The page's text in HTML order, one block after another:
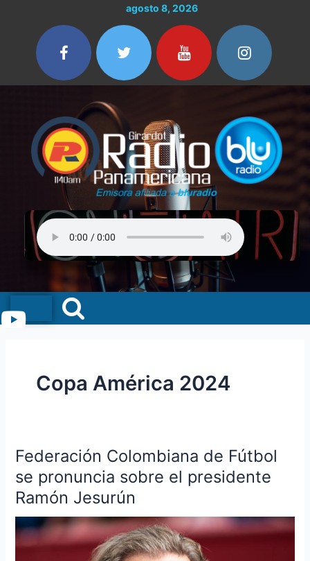
contenido
agosto 8, 2026
Menu
Copa América 2024
Federación Colombiana de Fútbol
se pronuncia sobre el presidente
Ramón Jesurún
Federación
Colombiana
de
Fútbol
se
pronuncia